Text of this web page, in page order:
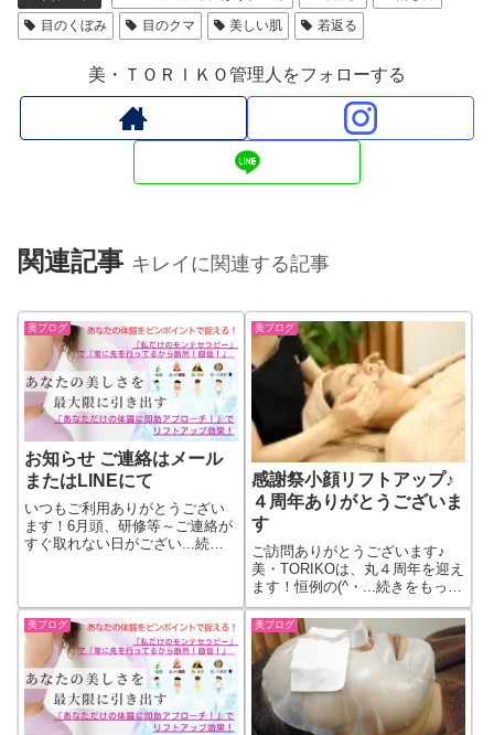
目のくぼみ
目のクマ 美しい肌 若返る
美・ＴＯＲＩＫＯ管理人をフォローする
関連記事 キレイに関連する記事
美ブログ
お知らせ ご連絡はメール
またはLINEにて
いつもご利用ありがとうござい
ます！6月頭、研修等～ご連絡が
すぐ取れない日がござい...続き
美ブログ
感謝祭小顔リフトアップ♪
４周年ありがとうございま
す
ご訪問ありがとうございます♪
美・TORIKOは、丸４周年を迎え
ます！恒例の(^・...続きをもっと
見る
美ブログ 美ブログ